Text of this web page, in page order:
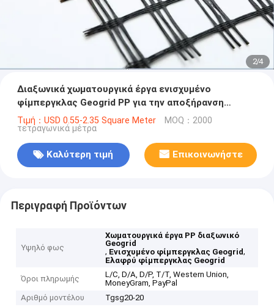
2/4
Διαξωνικά χωματουργικά έργα ενισχυμένο
φίμπεργκλας Geogrid PP για την αποξήρανση
παραλιών παραλιών
Τιμή：USD 0.55-2.35 Square Meter MOQ：2000
τετραγωνικά μέτρα
Καλύτερη τιμή Επικοινωνήστε
Περιγραφή Προϊόντων
Υψηλό φως
Χωματουργικά έργα PP διαξωνικό
Geogrid
, Ενισχυμένο φίμπεργκλας Geogrid,
Ελαφρύ φίμπεργκλας Geogrid
Όροι πληρωμής
L/C, D/A, D/P, T/T, Western Union,
MoneyGram, PayPal
Αριθμό μοντέλου
Tgsg20-20